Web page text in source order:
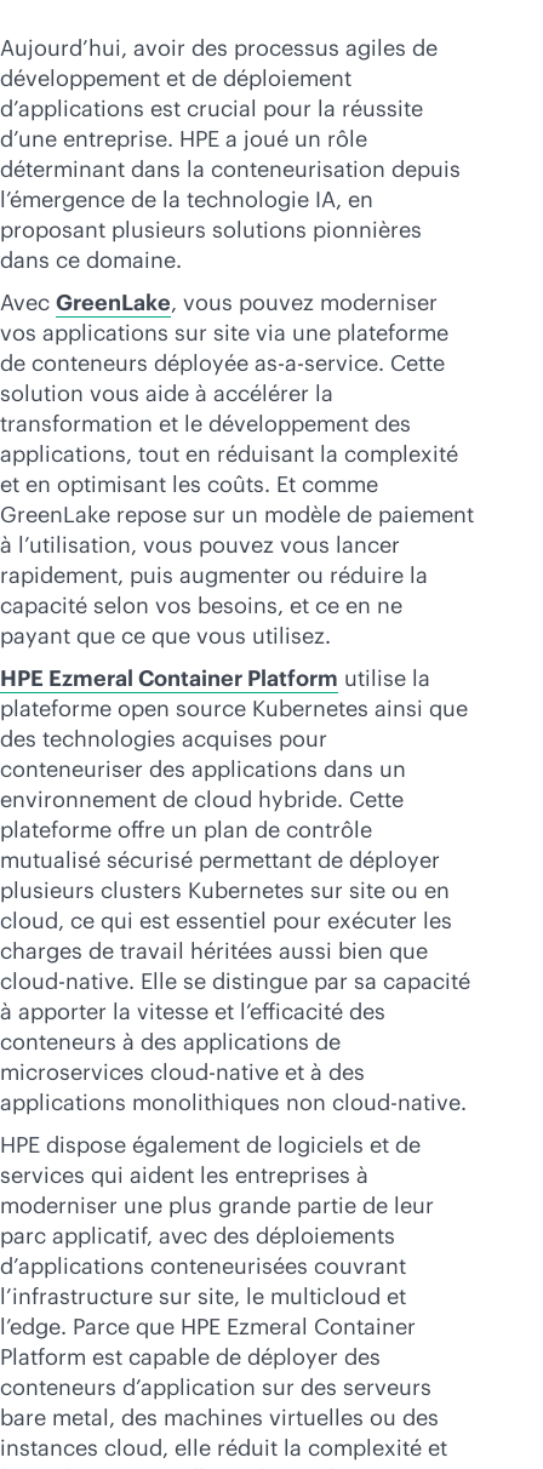
Aujourd’hui, avoir des processus agiles de
développement et de déploiement
d’applications est crucial pour la réussite
d’une entreprise. HPE a joué un rôle
déterminant dans la conteneurisation depuis
l’émergence de la technologie IA, en
proposant plusieurs solutions pionnières
dans ce domaine.
Avec GreenLake, vous pouvez moderniser
vos applications sur site via une plateforme
de conteneurs déployée as-a-service. Cette
solution vous aide à accélérer la
transformation et le développement des
applications, tout en réduisant la complexité
et en optimisant les coûts. Et comme
GreenLake repose sur un modèle de paiement
à l’utilisation, vous pouvez vous lancer
rapidement, puis augmenter ou réduire la
capacité selon vos besoins, et ce en ne
payant que ce que vous utilisez.
HPE Ezmeral Container Platform utilise la
plateforme open source Kubernetes ainsi que
des technologies acquises pour
conteneuriser des applications dans un
environnement de cloud hybride. Cette
plateforme offre un plan de contrôle
mutualisé sécurisé permettant de déployer
plusieurs clusters Kubernetes sur site ou en
cloud, ce qui est essentiel pour exécuter les
charges de travail héritées aussi bien que
cloud-native. Elle se distingue par sa capacité
à apporter la vitesse et l’efficacité des
conteneurs à des applications de
microservices cloud-native et à des
applications monolithiques non cloud-native.
HPE dispose également de logiciels et de
services qui aident les entreprises à
moderniser une plus grande partie de leur
parc applicatif, avec des déploiements
d’applications conteneurisées couvrant
l’infrastructure sur site, le multicloud et
l’edge. Parce que HPE Ezmeral Container
Platform est capable de déployer des
conteneurs d’application sur des serveurs
bare metal, des machines virtuelles ou des
instances cloud, elle réduit la complexité et